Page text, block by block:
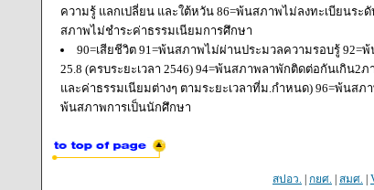
ความรู้ แลกเปลี่ยน และใต้หวัน 86=พ้นสภาพไม่ลงทะเบียนร
สภาพไม่ชำระค่าธรรมเนียมการศึกษา
90=เสียชีวิต 91=พ้นสภาพไม่ผ่านประมวลความรอบรู้
25.8 (ครบระยะเวลา 2546) 94=พ้นสภาพลาพักติดต่อกันเกิน
และค่าธรรมเนียมต่างๆ ตามระยะเวลาที่ม.กำหนด) 96=พ้นส
พ้นสภาพการเป็นนักศึกษา
สปอว. กยศ. สมศ.